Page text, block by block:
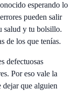
esperando lo
pueden salir
salud y tu bolsillo.
de los que tenías.
defectuosas
Por eso vale la
dejar que alguien